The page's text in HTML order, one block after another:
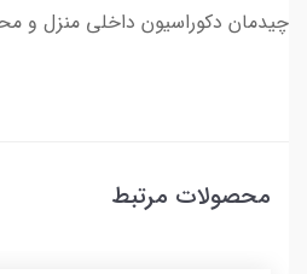
چیدمان دکوراسیون داخلی منزل و
محصولات مرتبط